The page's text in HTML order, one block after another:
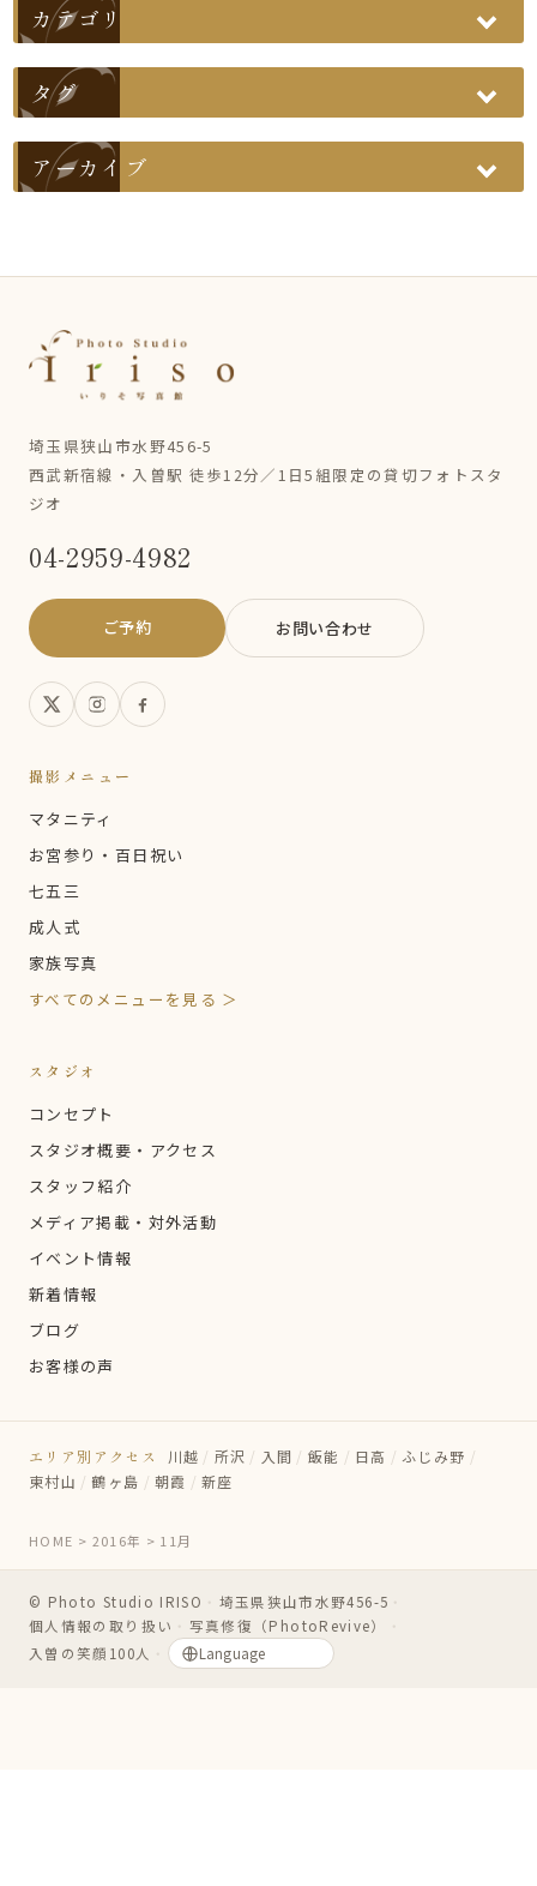
カテゴリ
タグ
アーカイブ
埼玉県狭山市水野456-5
西武新宿線・入曽駅 徒歩12分／1日5組限定の貸切フォトスタ
ジオ
04-2959-4982
ご予約 お問い合わせ
撮影メニュー
マタニティ
お宮参り・百日祝い
七五三
成人式
家族写真
すべてのメニューを見る ＞
スタジオ
コンセプト
スタジオ概要・アクセス
スタッフ紹介
メディア掲載・対外活動
イベント情報
新着情報
ブログ
お客様の声
エリア別アクセス 川越 / 所沢 / 入間 / 飯能 / 日高 / ふじみ野 /
東村山 / 鶴ヶ島 / 朝霞 / 新座
HOME > 2016年 > 11月
© Photo Studio IRISO ・ 埼玉県狭山市水野456-5 ・
個人情報の取り扱い ・ 写真修復（PhotoRevive）
・
入曽の笑顔100人 ・